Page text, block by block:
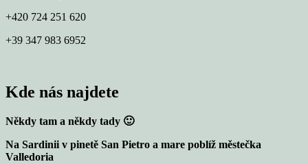
+420 724 251 620
+39 347 983 6952
Kde nás najdete
Někdy tam a někdy tady 🙂
Na Sardinii v pinetě San Pietro a mare poblíž městečka
Valledoria